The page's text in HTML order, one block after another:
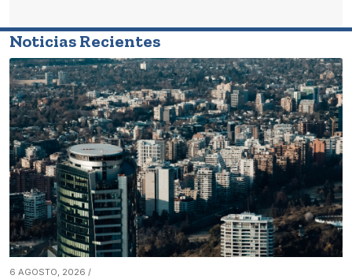
Noticias Recientes
6 AGOSTO, 2026 /